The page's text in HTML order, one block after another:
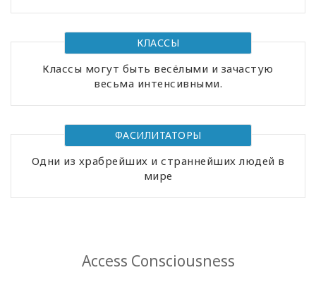
Bars
Фасилитаторы
Shop
More
КЛАССЫ
Классы могут быть весёлыми и зачастую
весьма интенсивными.
ФАСИЛИТАТОРЫ
Одни из храбрейших и страннейших людей в
мире
Access Consciousness